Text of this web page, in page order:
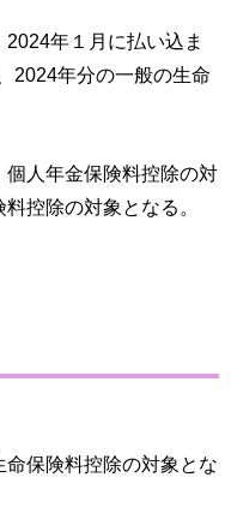
年１月に払い込ま
2024年分の一般の生命
人年金保険料控除の対
控除の対象となる。
保険料控除の対象とな